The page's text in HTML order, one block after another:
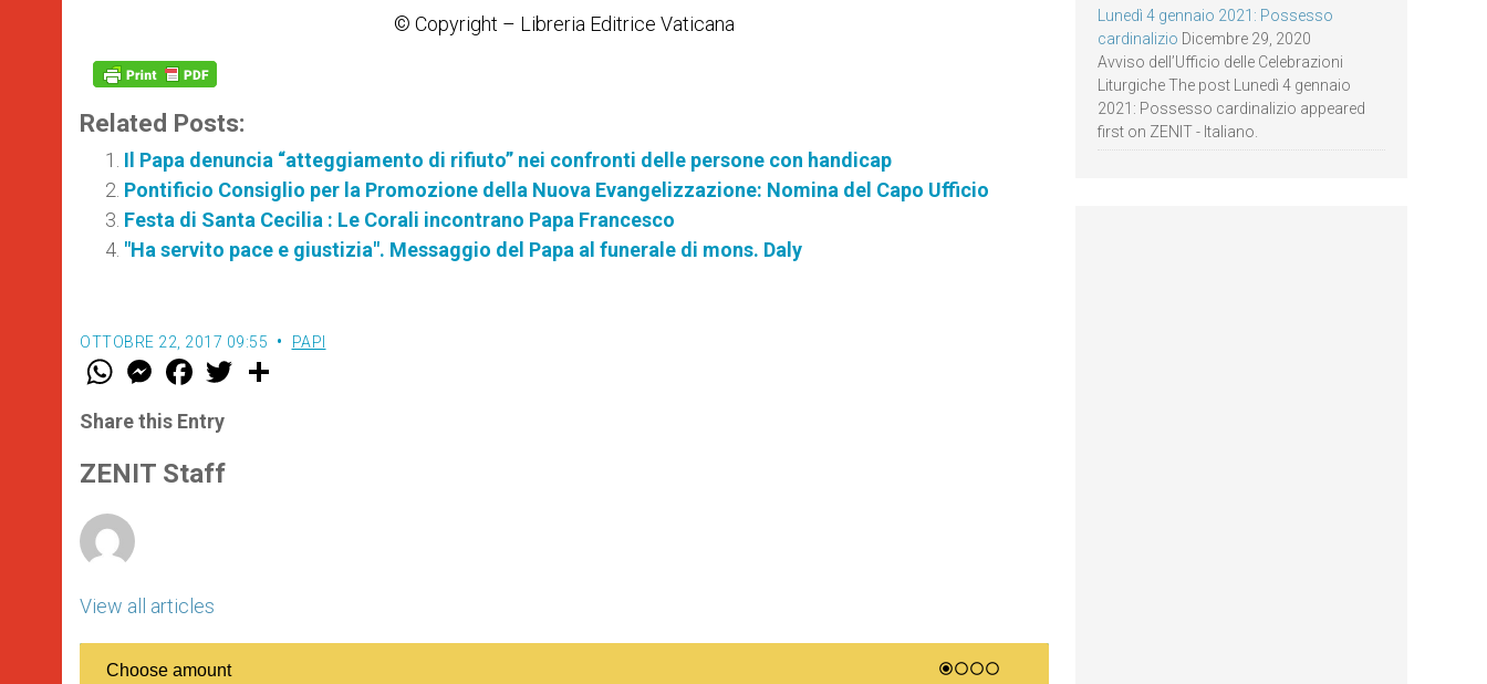
© Copyright – Libreria Editrice Vaticana
Related Posts:
Il Papa denuncia “atteggiamento di rifiuto” nei confronti delle persone con handicap
Pontificio Consiglio per la Promozione della Nuova Evangelizzazione: Nomina del Capo Ufficio
Festa di Santa Cecilia : Le Corali incontrano Papa Francesco
"Ha servito pace e giustizia". Messaggio del Papa al funerale di mons. Daly
OTTOBRE 22, 2017 09:55 PAPI
W
t
s
p
p
M
e
s
e
g
e
F
a
e
b
o
k
w
Share this Entry
ZENIT Staff
View all articles
Lunedì 4 gennaio 2021: Possesso
cardinalizio Dicembre 29, 2020
Avviso dell’Ufficio delle Celebrazioni
Liturgiche The post Lunedì 4 gennaio
2021: Possesso cardinalizio appeared
first on ZENIT - Italiano.